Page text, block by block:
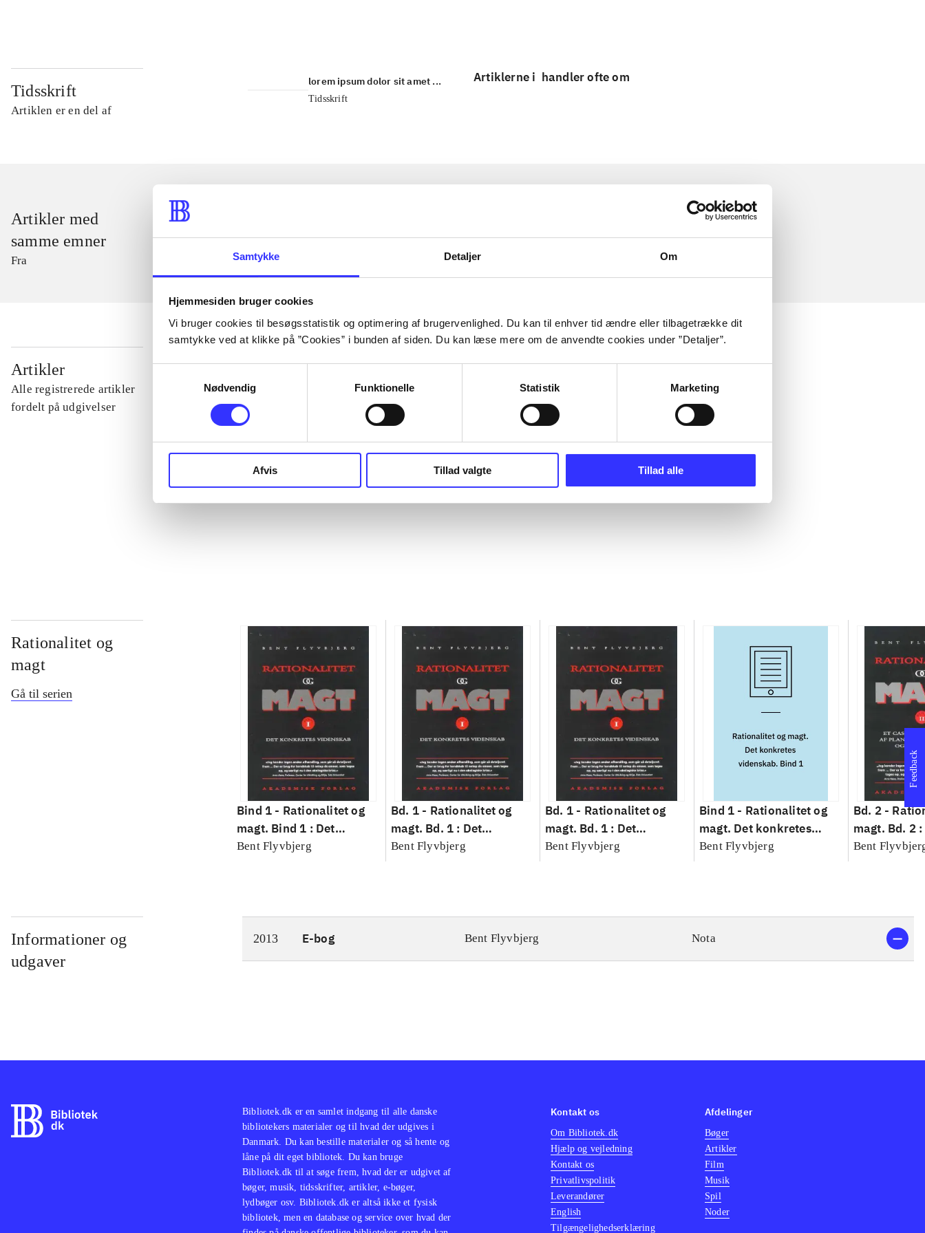
Samtykke Detaljer Om
Hjemmesiden bruger cookies
Vi bruger cookies til besøgsstatistik og optimering af brugervenlighed. Du kan til enhver tid ændre eller tilbagetrække dit
samtykke ved at klikke på ”Cookies” i bunden af siden. Du kan læse mere om de anvendte cookies under ”Detaljer”.
Nødvendig
Funktionelle Statistik Marketing
Afvis Tillad valgte Tillad alle
Tidsskrift
Artiklen er en del af
lorem ipsum dolor sit amet ...
Tidsskrift
Artiklerne i handler ofte om
Artikler med
samme emner
Fra
Artikler
Alle registrerede artikler
fordelt på udgivelser
...
Rationalitet og
magt
Gå til serien
Bind 1 - Rationalitet og
magt. Bind 1 : Det
konkretes videnskab
Bent Flyvbjerg
Bd. 1 - Rationalitet og
magt. Bd. 1 : Det
konkretes videnskab
Bent Flyvbjerg
Bd. 1 - Rationalitet og
magt. Bd. 1 : Det
konkretes videnskab
Bent Flyvbjerg
Bind 1 - Rationalitet og
magt. Det konkretes
videnskab. Bind 1
Bent Flyvbjerg
Bd. 2 -
magt. Bd. 2
baseret
Bent
Informationer og
udgaver
2013 E-bog Bent Flyvbjerg Nota
Feedback
Bibliotek.dk er en samlet indgang til alle danske
bibliotekers materialer og til hvad der udgives i
Danmark. Du kan bestille materialer og så hente og
låne på dit eget bibliotek. Du kan bruge
Bibliotek.dk til at søge frem, hvad der er udgivet af
bøger, musik, tidsskrifter, artikler, e-bøger,
lydbøger osv. Bibliotek.dk er altså ikke et fysisk
bibliotek, men en database og service over hvad der
Kontakt os
Om Bibliotek.dk
Hjælp og vejledning
Kontakt os
Privatlivspolitik
Leverandører
English
Tilgængelighedserklæring
Afdelinger
Bøger
Artikler
Film
Musik
Spil
Noder